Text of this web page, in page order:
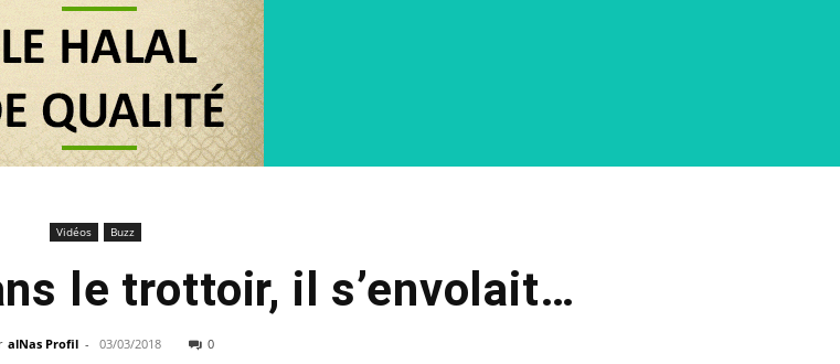
Vidéos Buzz
le trottoir, il s’envolait…
alNas Profil - 03/03/2018 0